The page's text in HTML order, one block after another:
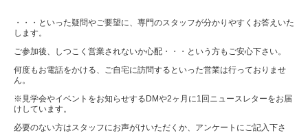
・・・といった疑問やご要望に、専門のスタッフが分かりやすくお答えいた
します。
ご参加後、しつこく営業されないか心配・・・という方もご安心下さい。
何度もお電話をかける、ご自宅に訪問するといった営業は行っておりませ
ん。
※見学会やイベントをお知らせするDMや2ヶ月に1回ニュースレターをお届
けしています。
必要のない方はスタッフにお声がけいただくか、アンケートにご記入下さ